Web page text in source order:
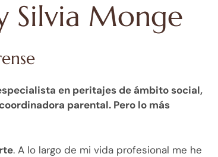
Silvia Monge
en peritajes de ámbito social,
parental. Pero lo más
. A lo largo de mi vida profesional me he